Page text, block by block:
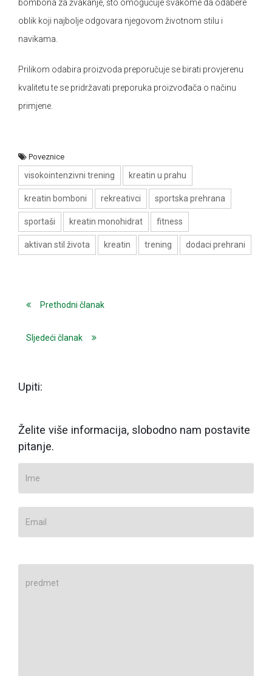
bombona za žvakanje, što omogućuje svakome da odabere
oblik koji najbolje odgovara njegovom životnom stilu i
navikama.
Prilikom odabira proizvoda preporučuje se birati provjerenu
kvalitetu te se pridržavati preporuka proizvođača o načinu
primjene.
Poveznice
visokointenzivni trening kreatin u prahu
kreatin bomboni rekreativci sportska prehrana
sportaši kreatin monohidrat fitness
aktivan stil života kreatin trening dodaci prehrani
Prethodni članak
Sljedeći članak
Upiti:
Želite više informacija, slobodno nam postavite
pitanje.